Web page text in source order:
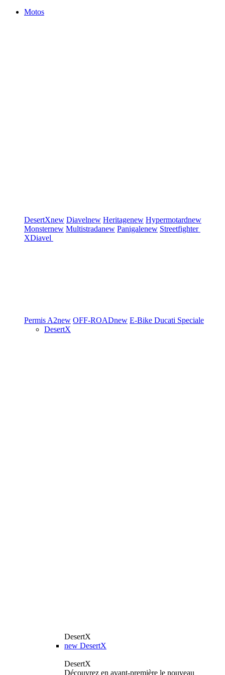
Motos
DesertXnew Diavelnew Heritagenew Hypermotardnew
Monsternew Multistradanew Panigalenew Streetfighter
XDiavel
Permis A2new OFF-ROADnew E-Bike Ducati Speciale
DesertX
DesertX
new DesertX
DesertX
Découvrez en avant-première le nouveau